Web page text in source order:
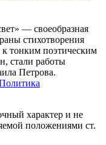
— своеобразная
стихотворения
тонким поэтическим
стали работы
Петрова.
характер и не
положениями ст.